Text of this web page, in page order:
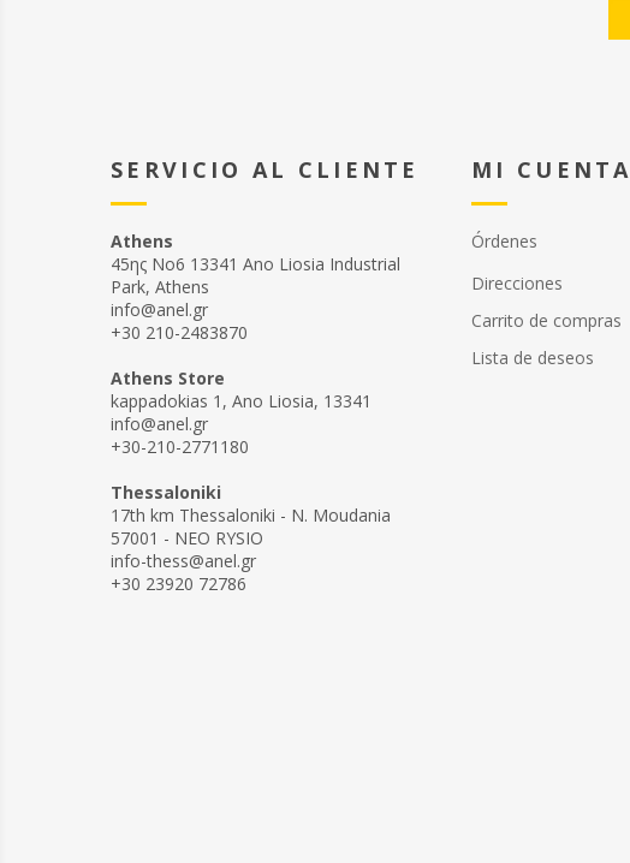
SERVICIO AL CLIENTE
Athens
45ης Νο6 13341 Ano Liosia Industrial
Park, Athens
info@anel.gr
+30 210-2483870
Athens Store
kappadokias 1, Ano Liosia, 13341
info@anel.gr
+30-210-2771180
Thessaloniki
17th km Thessaloniki - N. Moudania
57001 - NEO RYSIO
info-thess@anel.gr
+30 23920 72786
MI CUENTA
Órdenes
Direcciones
Carrito de compras
Lista de deseos